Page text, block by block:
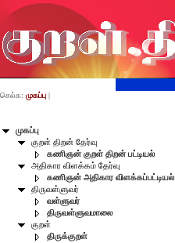
முகப்பு
குறள் திறன் தேர்வு
கணிஞன் குறள் திறன் பட்டியல்
அதிகார விளக்கம் தேர்வு
கணிஞன் அதிகார விளக்கப்பட்டியல்
திருவள்ளுவர்
வள்ளுவர்
திருவள்ளுவமாலை
குறள்
திருக்குறள்
செல்க: முகப்பு |